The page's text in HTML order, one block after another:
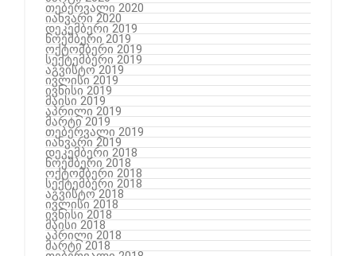
თებერვალი 2020
იანვარი 2020
დეკემბერი 2019
ნოემბერი 2019
ოქტომბერი 2019
სექტემბერი 2019
აგვისტო 2019
ივლისი 2019
ივნისი 2019
მაისი 2019
აპრილი 2019
მარტი 2019
თებერვალი 2019
იანვარი 2019
დეკემბერი 2018
ნოემბერი 2018
ოქტომბერი 2018
სექტემბერი 2018
აგვისტო 2018
ივლისი 2018
ივნისი 2018
მაისი 2018
აპრილი 2018
მარტი 2018